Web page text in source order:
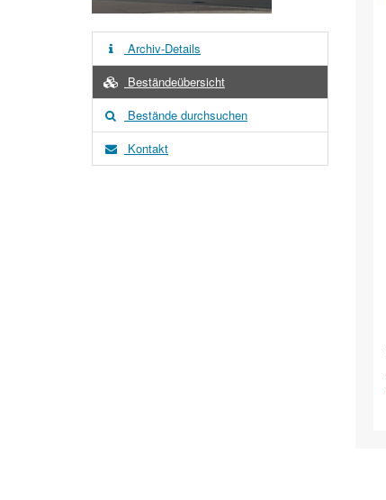
Archiv-Details
Beständeübersicht
Bestände durchsuchen
Kontakt